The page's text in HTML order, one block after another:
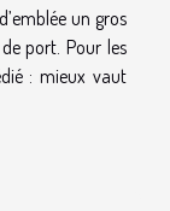
un gros
port. Pour les
: mieux vaut